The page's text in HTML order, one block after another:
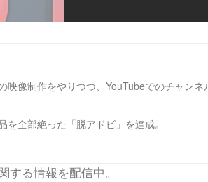
映像制作をやりつつ、YouTubeでのチャンネ
全部絶った「脱アドビ」を達成。
する情報を配信中。